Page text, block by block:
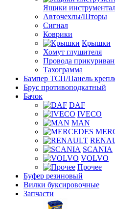
Ящики
Авточехлы/Шторы
Сигнал
Коврики
Крышки
Хомут глушителя
Провода
Тахограмма
Бампер ТСП/Панель
Брус противоподкатный
Бачок
DAF
IVECO
MAN
SCANIA
VOLVO
Прочее
Буфер резиновый
Вилки буксировочные
Запчасти